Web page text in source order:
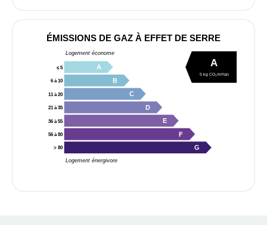
ÉMISSIONS DE GAZ À EFFET DE SERRE
Logement économe
Logement énergivore
≤ 5 A
6 à 10 B
11 à 20 C
21 à 35 D
36 à 55 E
56 à 80 F
> 80 G
A
5 kg CO₂/m²/an